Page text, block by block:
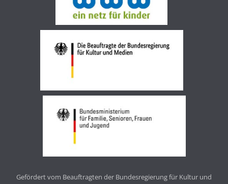
Gefördert vom Beauftragten der Bundesregierung für Kultur und